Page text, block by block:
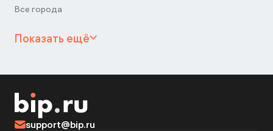
Все города
Показать ещё
support@bip.ru